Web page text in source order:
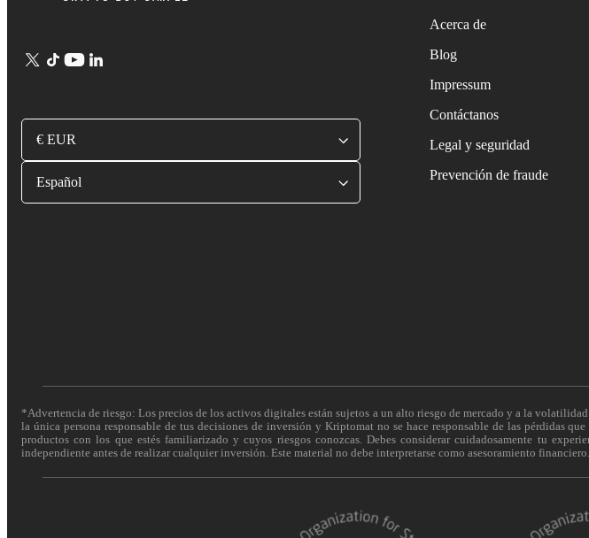
€ EUR
Español
Acerca de
Blog
Impressum
Contáctanos
Legal y seguridad
Prevención de fraude
*Advertencia de riesgo: Los precios de los activos digitales están sujetos a un alto riesgo de mercado y a la
la única persona responsable de tus decisiones de inversión y Kriptomat no se hace responsable de las pérdidas
productos con los que estés familiarizado y cuyos riesgos conozcas. Debes considerar cuidadosamente tu
independiente antes de realizar cualquier inversión. Este material no debe interpretarse como asesoramiento